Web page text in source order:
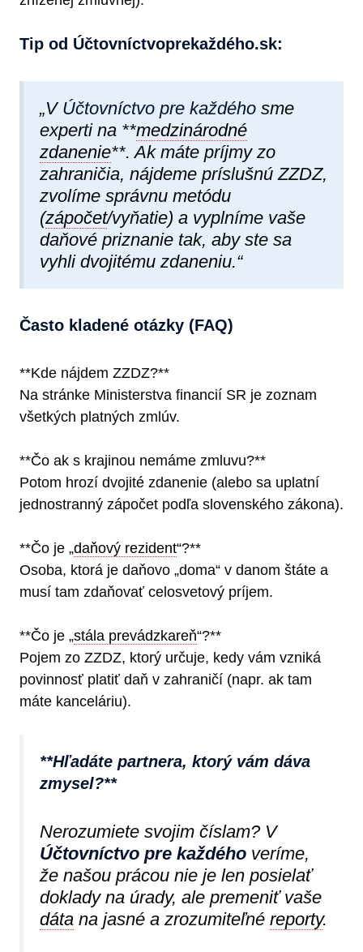
Tip od Účtovníctvoprekaždéh​o.sk:
„V Účtovníctvo pre každého sme
experti na **medzinárodné
zdanenie**. Ak máte príjmy zo
zahraničia, nájdeme príslušnú ZZDZ,
zvolíme správnu metódu
(zápočet/vyňatie) a vyplníme vaše
daňové priznanie tak, aby ste sa
vyhli dvojitému zdaneniu.“
Často kladené otázky (FAQ)
**Kde nájdem ZZDZ?**
Na stránke Ministerstva financií SR je zoznam
všetkých platných zmlúv.
**Čo ak s krajinou nemáme zmluvu?**
Potom hrozí dvojité zdanenie (alebo sa uplatní
jednostranný zápočet podľa slovenského zákona).
**Čo je „daňový rezident“?**
Osoba, ktorá je daňovo „doma“ v danom štáte a
musí tam zdaňovať celosvetový príjem.
**Čo je „stála prevádzkareň“?**
Pojem zo ZZDZ, ktorý určuje, kedy vám vzniká
povinnosť platiť daň v zahraničí (napr. ak tam
máte kanceláriu).
**Hľadáte partnera, ktorý vám dáva
zmysel?**
Nerozumiete svojim číslam? V
Účtovníctvo pre každého veríme,
že našou prácou nie je len posielať
doklady na úrady, ale premeniť vaše
dáta na jasné a zrozumiteľné reporty.